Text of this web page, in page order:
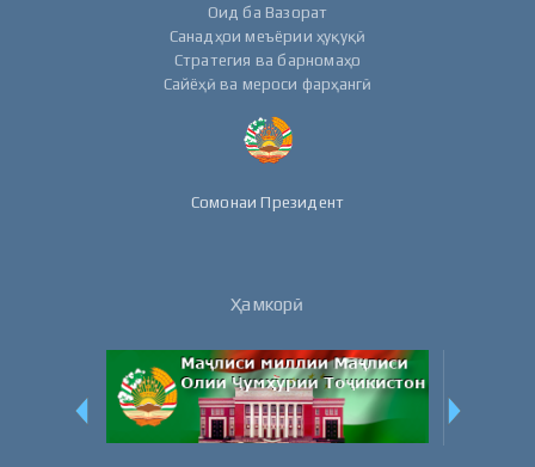
Оид ба Вазорат
Санадҳои меъёрии ҳуқуқӣ
Стратегия ва барномаҳо
Сайёҳӣ ва мероси фарҳангӣ
Сомонаи Президент
Ҳамкорӣ